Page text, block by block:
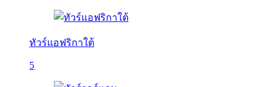
ทัวร์แอฟริกาใต้
5